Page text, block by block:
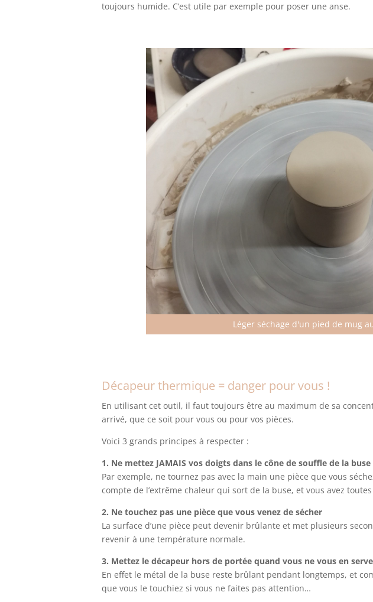
toujours humide. C’est utile par exemple pour poser une anse.
Léger séchage d'un pied de mug
Décapeur thermique = danger pour vous !
En utilisant cet outil, il faut toujours être au maximum de sa
arrivé, que ce soit pour vous ou pour vos pièces.
Voici 3 grands principes à respecter :
1. Ne mettez JAMAIS vos doigts dans le cône de souffle de la
Par exemple, ne tournez pas avec la main une pièce que vous
compte de l’extrême chaleur qui sort de la buse, et vous avez
2. Ne touchez pas une pièce que vous venez de sécher
La surface d’une pièce peut devenir brûlante et met plusieurs
revenir à une température normale.
3. Mettez le décapeur hors de portée quand vous ne vous en
En effet le métal de la buse reste brûlant pendant longtemps, et
que vous le touchiez si vous ne faites pas attention…